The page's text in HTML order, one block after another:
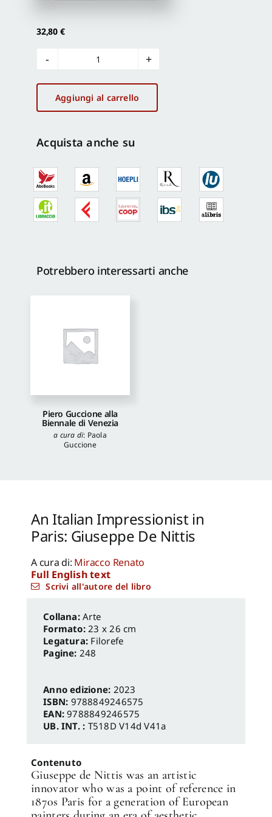
Proposte di pubblicazione
Newsletter
32,80 €
An
Italian
Impressionist
in
Giuseppe
Nittis
quantità
Aggiungi al carrello
Acquista anche su
Potrebbero interessarti anche
Piero Guccione alla
Biennale di Venezia
a cura di: Paola
Guccione
An Italian Impressionist in
Paris: Giuseppe De Nittis
A cura di: Miracco Renato
Full English text
Scrivi all'autore del libro
Arte
Formato: 23 x 26 cm
Legatura: Filorefe
Pagine: 248
Anno edizione: 2023
ISBN: 9788849246575
EAN:9788849246575
UB. INT. : T518D V14d V41a
Contenuto
Giuseppe de Nittis was an artistic
innovator who was a point of reference in
1870s Paris for a generation of European